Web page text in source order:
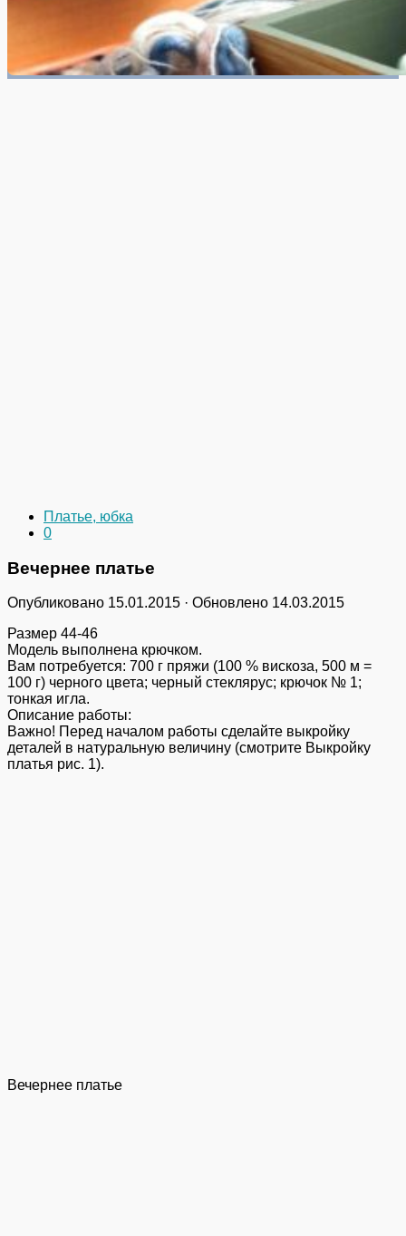
Платье, юбка
0
Вечернее платье
Опубликовано 15.01.2015 · Обновлено 14.03.2015
Размер 44-46
Модель выполнена крючком.
Вам потребуется: 700 г пряжи (100 % вискоза, 500 м =
100 г) черного цвета; черный стеклярус; крючок № 1;
тонкая игла.
Описание работы:
Важно! Перед началом работы сделайте выкройку
деталей в натуральную величину (смотрите Выкройку
платья рис. 1).
Вечернее платье